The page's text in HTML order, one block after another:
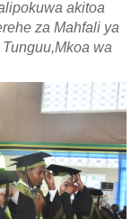
akitoa
za Mahfali ya
wa